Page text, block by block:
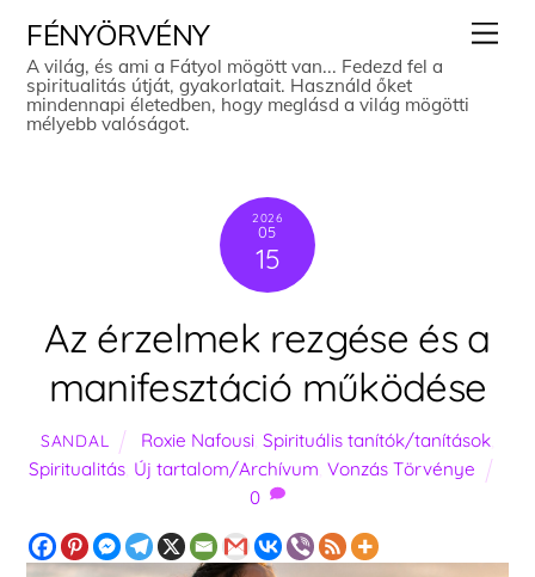
content
FÉNYÖRVÉNY
A világ, és ami a Fátyol mögött van... Fedezd fel a
spiritualitás útját, gyakorlatait. Használd őket
mindennapi életedben, hogy meglásd a világ mögötti
mélyebb valóságot.
2026
05
15
Az érzelmek rezgése és a
manifesztáció működése
SANDAL Roxie Nafousi, Spirituális tanítók/tanítások,
Spiritualitás, Új tartalom/Archívum Vonzás Törvénye
0